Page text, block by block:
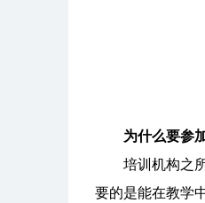
为什么要参
培训机构之所
要的是能在教学